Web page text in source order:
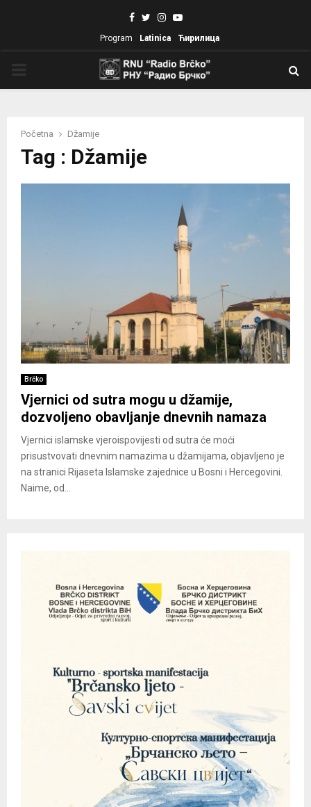
Facebook
TwitterInstagram
Youtube
Program Latinica Ћирилица
Početna Džamije
Tag : Džamije
Brčko
Vjernici od sutra mogu u džamije,
dozvoljeno obavljanje dnevnih namaza
Vjernici islamske vjeroispovijesti od sutra će moći
prisustvovati dnevnim namazima u džamijama, objavljeno je
na stranici Rijaseta Islamske zajednice u Bosni i Hercegovini.
Naime, od...